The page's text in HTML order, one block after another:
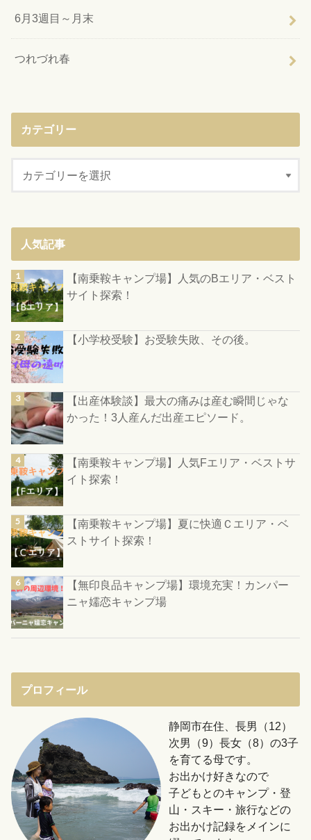
6月3週目～月末
つれづれ春
カテゴリー
人気記事
【南乗鞍キャンプ場】人気のBエリア・ベスト
サイト探索！
【小学校受験】お受験失敗、その後。
【出産体験談】最大の痛みは産む瞬間じゃな
かった！3人産んだ出産エピソード。
【南乗鞍キャンプ場】人気Fエリア・ベストサ
イト探索！
【南乗鞍キャンプ場】夏に快適Ｃエリア・ベ
ストサイト探索！
【無印良品キャンプ場】環境充実！カンパー
ニャ嬬恋キャンプ場
プロフィール
静岡市在住、長男（12）
次男（9）長女（8）の3子
を育てる母です。
お出かけ好きなので
子どもとのキャンプ・登
山・スキー・旅行などの
お出かけ記録をメインに